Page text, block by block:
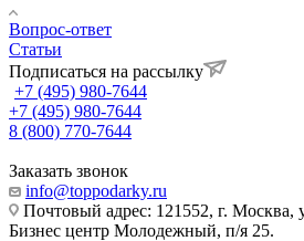
Вопрос-ответ
Статьи
Подписаться на рассылку
+7 (495) 980-7644
+7 (495) 980-7644
8 (800) 770-7644
Заказать звонок
info@toppodarky.ru
Почтовый адрес: 121552, г. Москва,
Бизнес центр Молодежный, п/я 25.